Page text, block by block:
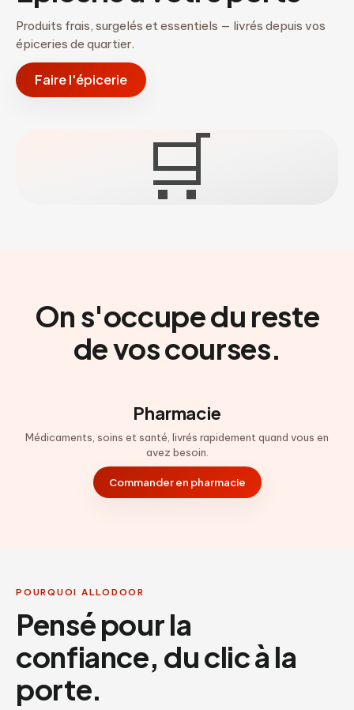
Produits frais, surgelés et essentiels — livrés depuis vos
épiceries de quartier.
Faire l'épicerie
🛒
On s'occupe du reste
de vos courses.
Pharmacie
Médicaments, soins et santé, livrés rapidement quand vous en
avez besoin.
Commander en pharmacie
POURQUOI ALLODOOR
Pensé pour la
confiance, du clic à la
porte.